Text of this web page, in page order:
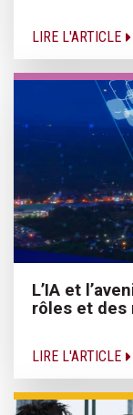
LIRE L'ARTICLE
L’IA et
rôles et des
LIRE L'ARTICLE